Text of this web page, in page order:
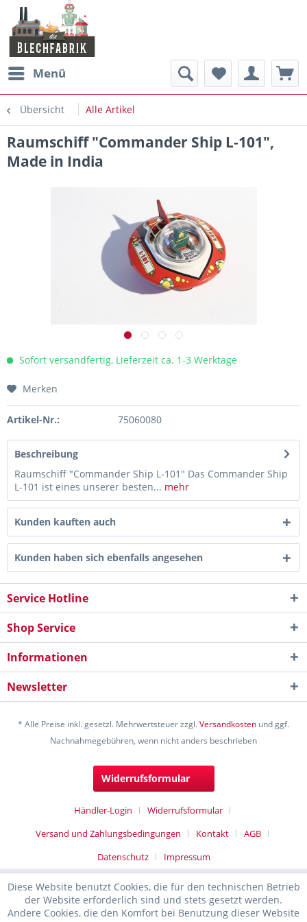
Menü
Übersicht Alle Artikel
Raumschiff "Commander Ship L-101",
Made in India
Sofort versandfertig, Lieferzeit ca. 1-3 Werktage
Merken
Artikel-Nr.: 75060080
Beschreibung
Raumschiff "Commander Ship L-101" Das Commander Ship
L-101 ist eines unserer besten... mehr
Kunden kauften auch
Kunden haben sich ebenfalls angesehen
Service Hotline
Shop Service
Informationen
Newsletter
* Alle Preise inkl. gesetzl. Mehrwertsteuer zzgl.Versandkosten und ggf.
Nachnahmegebühren, wenn nicht anders beschrieben
Widerrufsformular
Händler-Login
Widerrufsformular
Versand und Zahlungsbedingungen
Kontakt
AGB
Datenschutz
Impressum
Diese Website benutzt Cookies, die für den technischen Betrieb
der Website erforderlich sind und stets gesetzt werden.
Andere Cookies, die den Komfort bei Benutzung dieser Website